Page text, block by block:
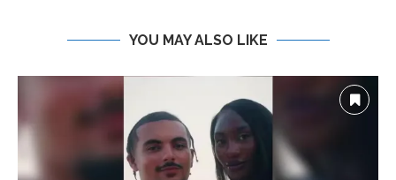
YOU MAY ALSO LIKE